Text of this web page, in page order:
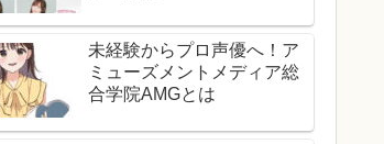
未経験からプロ声優へ！ア
ミューズメントメディア総
合学院AMGとは